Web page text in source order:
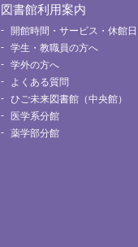
グ
ロ
ー
ル
メ
ュ
ー
図書館利用案内
開館時間・サービス・休館日
学生・教職員の方へ
学外の方へ
よくある質問
ひご未来図書館（中央館）
医学系分館
薬学部分館